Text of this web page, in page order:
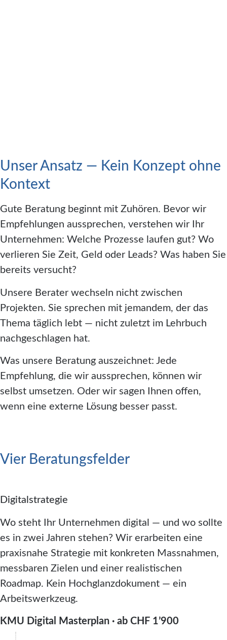
Unser Ansatz — Kein Konzept ohne
Kontext
Gute Beratung beginnt mit Zuhören. Bevor wir
Empfehlungen aussprechen, verstehen wir Ihr
Unternehmen: Welche Prozesse laufen gut? Wo
verlieren Sie Zeit, Geld oder Leads? Was haben Sie
bereits versucht?
Unsere Berater wechseln nicht zwischen
Projekten. Sie sprechen mit jemandem, der das
Thema täglich lebt — nicht zuletzt im Lehrbuch
nachgeschlagen hat.
Was unsere Beratung auszeichnet: Jede
Empfehlung, die wir aussprechen, können wir
selbst umsetzen. Oder wir sagen Ihnen offen,
wenn eine externe Lösung besser passt.
Vier Beratungsfelder
Digitalstrategie
Wo steht Ihr Unternehmen digital — und wo sollte
es in zwei Jahren stehen? Wir erarbeiten eine
praxisnahe Strategie mit konkreten Massnahmen,
messbaren Zielen und einer realistischen
Roadmap. Kein Hochglanzdokument — ein
Arbeitswerkzeug.
KMU Digital Masterplan · ab CHF 1’900